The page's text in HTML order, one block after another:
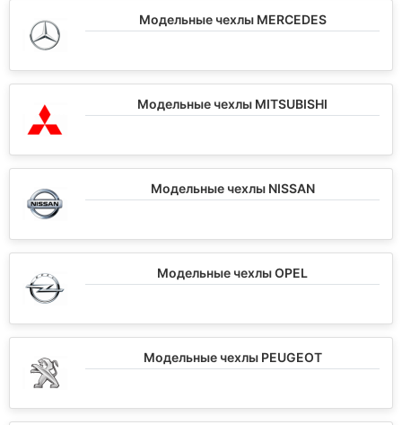
Модельные чехлы MERCEDES
Модельные чехлы MITSUBISHI
Модельные чехлы NISSAN
Модельные чехлы OPEL
Модельные чехлы PEUGEOT